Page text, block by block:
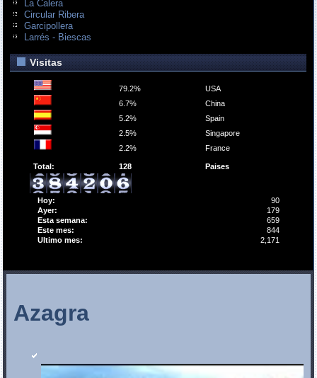
La Calera
Circular Ribera
Garcipollera
Larrés - Biescas
Visitas
79.2%
USA
6.7%
China
5.2%
Spain
2.5%
Singapore
2.2%
France
Total: 128 Paises
Hoy:
90
Ayer:
179
Esta semana:
659
Este mes:
844
Ultimo mes:
2,171
Azagra